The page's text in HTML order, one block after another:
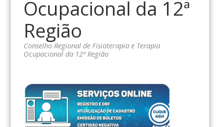
Ocupacional da 12ª
Região
Conselho Regional de Fisioterapia e Terapia
Ocupacional da 12ª Região